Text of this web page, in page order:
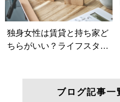
ブログ記事一